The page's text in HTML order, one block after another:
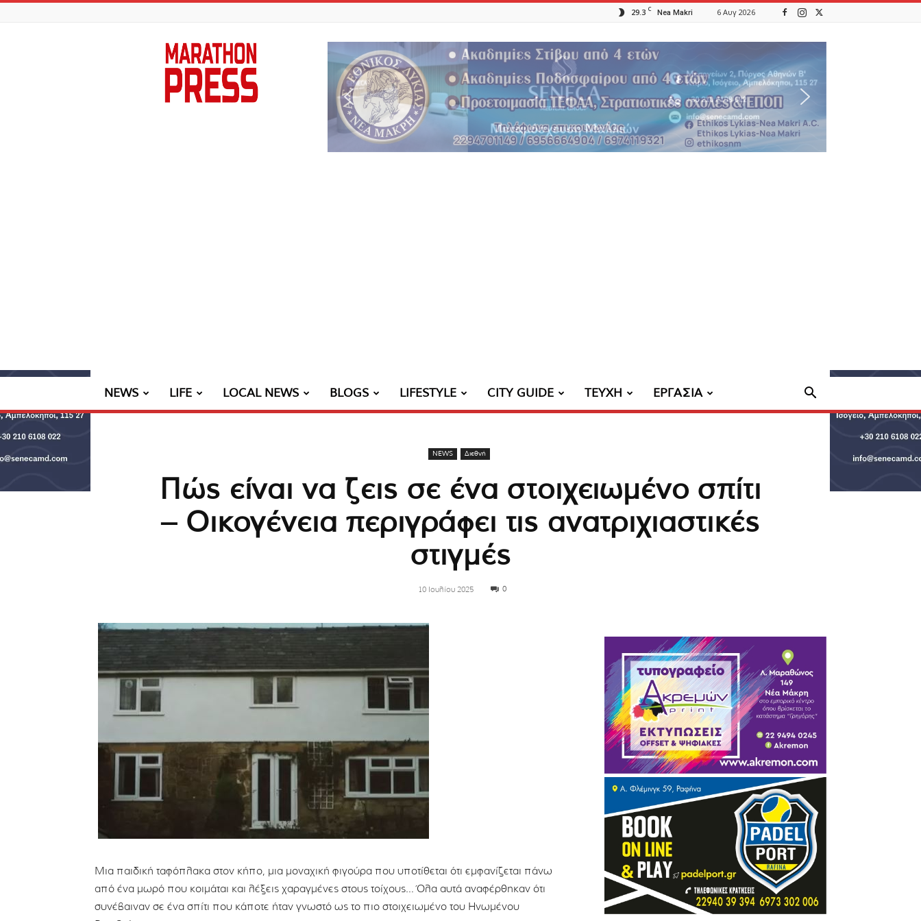
29.3 C Nea Makri 6 Αυγ 2026
Marathon
Press
NEWS LIFE LOCAL NEWS BLOGS LIFESTYLE CITY GUIDE ΤΕΥΧΗ ΕΡΓΑΣΙΑ
NEWS Διεθνή
Πώς είναι να ζεις σε ένα στοιχειωμένο σπίτι
– Οικογένεια περιγράφει τις ανατριχιαστικές
στιγμές
10 Ιουλίου 2025 0
Mια παιδική ταφόπλακα στον κήπο, μια μοναχική φιγούρα που υποτίθεται ότι εμφανίζεται πάνω
από ένα μωρό που κοιμάται και λέξεις χαραγμένες στους τοίχους… Όλα αυτά αναφέρθηκαν ότι
συνέβαιναν σε ένα σπίτι που κάποτε ήταν γνωστό ως το πιο στοιχειωμένο του Ηνωμένου